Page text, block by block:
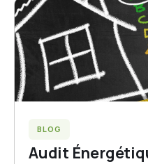
BLOG
Audit